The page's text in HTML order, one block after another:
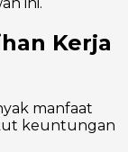
Kerja
manfaat
keuntungan